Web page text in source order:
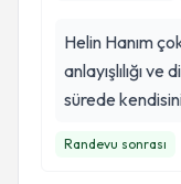
Helin Hanım
anlayışlılığı
sürede
Randevu sonrası